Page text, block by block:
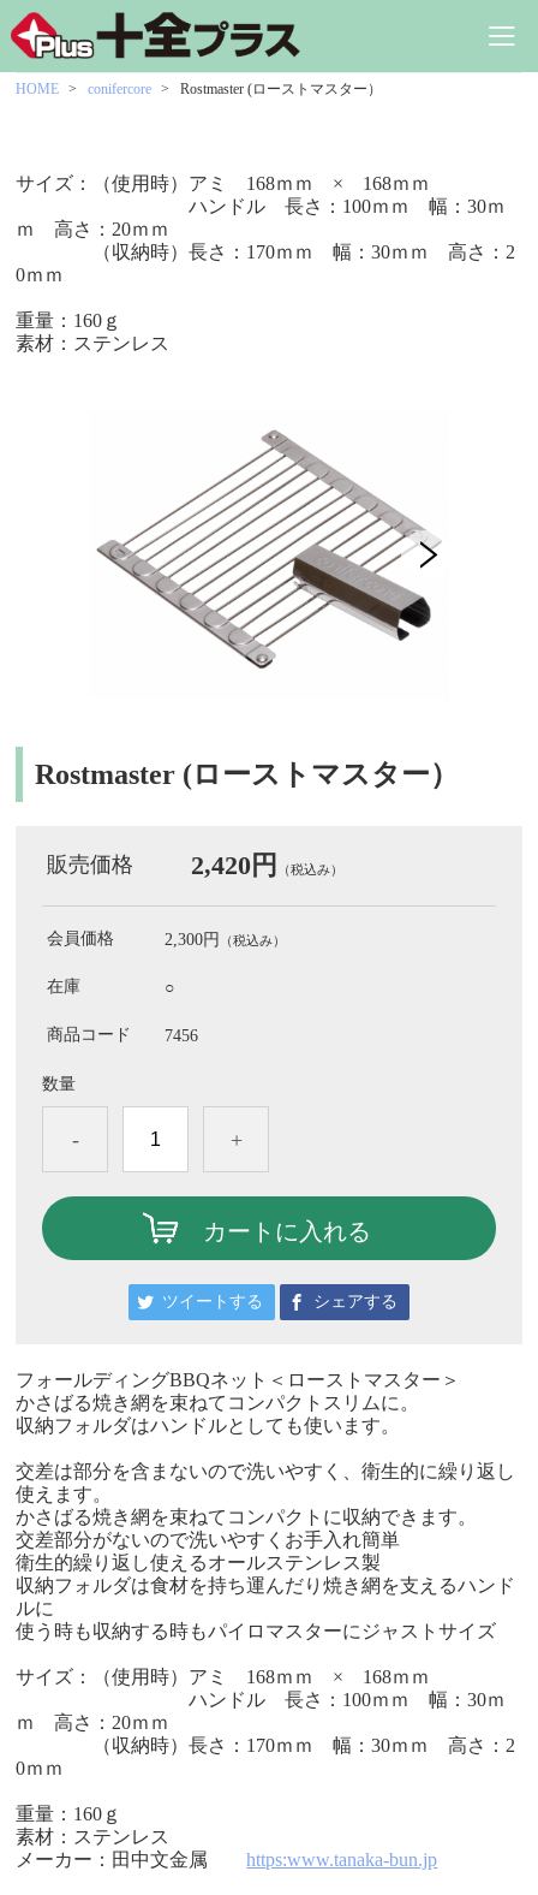
HOME conifercore Rostmaster (ローストマスター）
サイズ：（使用時）アミ 168ｍｍ × 168ｍｍ
ハンドル 長さ：100ｍｍ 幅：30ｍ
ｍ 高さ：20ｍｍ
（収納時）長さ：170ｍｍ 幅：30ｍｍ 高さ：2
0ｍｍ
重量：160ｇ
素材：ステンレス
Rostmaster (ローストマスター）
販売価格 2,420円 （税込み）
会員価格 2,300円 （税込み）
在庫 ○
商品コード 7456
数量
- +
カートに入れる
ツイートする シェアする
フォールディングBBQネット＜ローストマスター＞
かさばる焼き網を束ねてコンパクトスリムに。
収納フォルダはハンドルとしても使います。
交差は部分を含まないので洗いやすく、衛生的に繰り返し
使えます。
かさばる焼き網を束ねてコンパクトに収納できます。
交差部分がないので洗いやすくお手入れ簡単
衛生的繰り返し使えるオールステンレス製
収納フォルダは食材を持ち運んだり焼き網を支えるハンド
ルに
使う時も収納する時もパイロマスターにジャストサイズ
サイズ：（使用時）アミ 168ｍｍ × 168ｍｍ
ハンドル 長さ：100ｍｍ 幅：30ｍ
ｍ 高さ：20ｍｍ
（収納時）長さ：170ｍｍ 幅：30ｍｍ 高さ：2
0ｍｍ
重量：160ｇ
素材：ステンレス
メーカー：田中文金属https:www.tanaka-bun.jp